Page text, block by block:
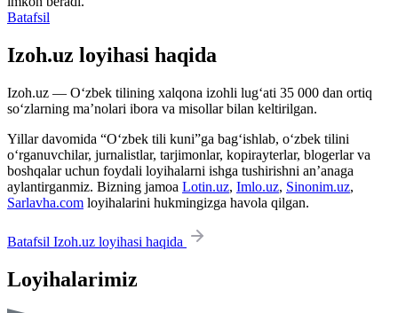
Batafsil
Izoh.uz loyihasi haqida
Izoh.uz — O‘zbek tilining xalqona izohli lug‘ati 35 000 dan ortiq
so‘zlarning ma’nolari ibora va misollar bilan keltirilgan.
Yillar davomida “O‘zbek tili kuni”ga bag‘ishlab, o‘zbek tilini
o‘rganuvchilar, jurnalistlar, tarjimonlar, kopirayterlar, blogerlar va
boshqalar uchun foydali loyihalarni ishga tushirishni an’anaga
aylantirganmiz. Bizning jamoa Lotin.uz, Imlo.uz, Sinonim.uz,
Sarlavha.com loyihalarini hukmingizga havola qilgan.
Batafsil Izoh.uz loyihasi haqida
Loyihalarimiz